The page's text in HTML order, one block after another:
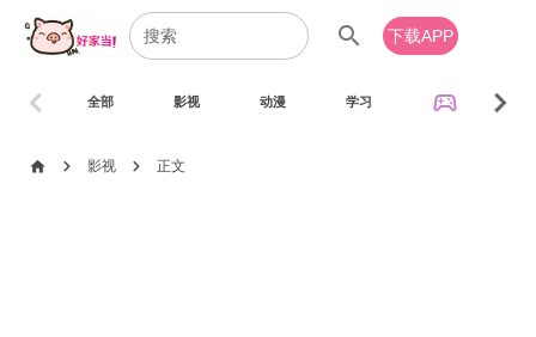
search 下载APP
全部 影视 动漫 学习 sports_esports
chevron_left chevron_right
home chevron_right 影视 chevron_right 正文